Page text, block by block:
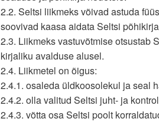
2.2. Seltsi liikmeks võivad astuda
soovivad kaasa aidata Seltsi
2.3. Liikmeks vastuvõtmise otsustab
kirjaliku avalduse alusel.
2.4. Liikmetel on õigus:
2.4.1. osaleda üldkoosolekul ja seal
2.4.2. olla valitud Seltsi juht- ja
2.4.3. võtta osa Seltsi poolt